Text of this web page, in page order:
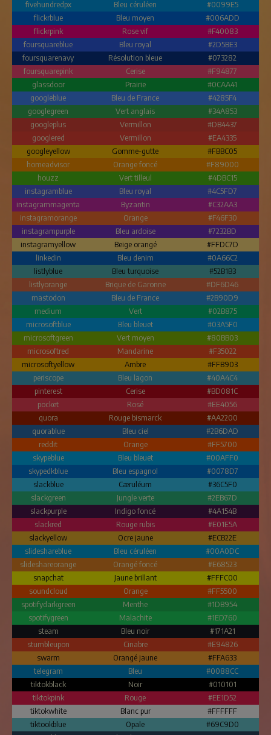
fivehundredpx
Bleu céruléen
#0099E5
flickrblue
Bleu moyen
#006ADD
flickrpink
Rose vif
#F40083
foursquareblue
Bleu royal
#2D5BE3
foursquarenavy
Résolution bleue
#073282
foursquarepink
Cerise
#F94877
glassdoor
Prairie
#0CAA41
googleblue
Bleu de France
#4285F4
googlegreen
Vert anglais
#34A853
googleplus
Vermillon
#DB4437
googlered
Vermillon
#EA4335
googleyellow
Gomme-gutte
#FBBC05
homeadvisor
Orange foncé
#F89000
houzz
Vert tilleul
#4DBC15
instagramblue
Bleu royal
#4C5FD7
instagrammagenta
Byzantin
#C32AA3
instagramorange
Orange
#F46F30
instagrampurple
Bleu ardoise
#7232BD
instagramyellow
Beige orangé
#FFDC7D
linkedin
Bleu denim
#0A66C2
listlyblue
Bleu turquoise
#52B1B3
listlyorange
Brique de Garonne
#DF6D46
mastodon
Bleu de France
#2B90D9
medium
Vert
#02B875
microsoftblue
Bleu bleuet
#03A5F0
microsoftgreen
Vert moyen
#80BB03
microsoftred
Mandarine
#F35022
microsoftyellow
Ambre
#FFB903
periscope
Bleu lagon
#40A4C4
pinterest
Cerise
#BD081C
pocket
Rosé
#EE4056
quora
Rouge bismarck
#AA2200
quorablue
Bleu ciel
#2B6DAD
reddit
Orange
#FF5700
skypeblue
Bleu bleuet
#00AFF0
skypedkblue
Bleu espagnol
#0078D7
slackblue
Cæruléum
#36C5F0
slackgreen
Jungle verte
#2EB67D
slackpurple
Indigo foncé
#4A154B
slackred
Rouge rubis
#E01E5A
slackyellow
Ocre jaune
#ECB22E
slideshareblue
Bleu céruléen
#00A0DC
slideshareorange
Orangé foncé
#E68523
snapchat
Jaune brillant
#FFFC00
soundcloud
Orange
#FF5500
spotifydarkgreen
Menthe
#1DB954
spotifygreen
Malachite
#1ED760
steam
Bleu noir
#171A21
stumbleupon
Cinabre
#E94826
swarm
Orangé jaune
#FFA633
telegram
Bleu
#0088CC
tiktokblack
Noir
#010101
tiktokpink
Rouge
#EE1D52
tiktokwhite
Blanc pur
#FFFFFF
tiktookblue
Opale
#69C9D0